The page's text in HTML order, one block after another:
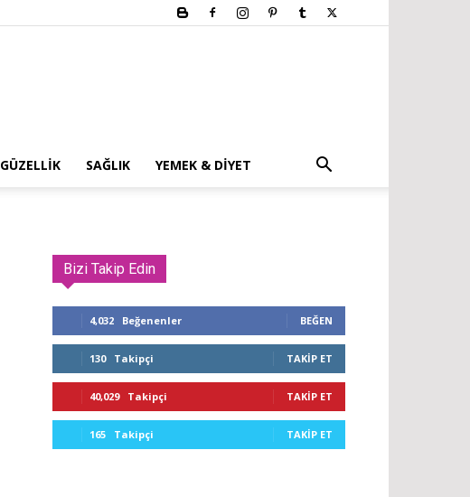
GÜZELLIK SAĞLIK YEMEK & DIYET
Bizi Takip Edin
4,032 Beğenenler BEĞEN
130 Takipçi TAKIP ET
40,029 Takipçi TAKIP ET
165 Takipçi TAKIP ET